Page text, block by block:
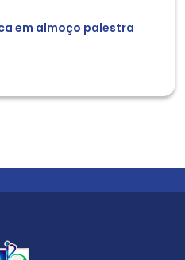
em almoço palestra